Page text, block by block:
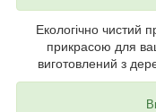
Екологічно чистий
прикрасою для
виготовлений з